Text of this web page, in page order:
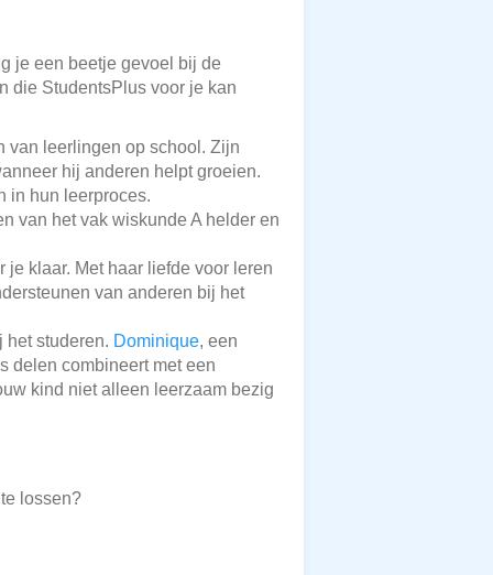
je een beetje gevoel bij de
die StudentsPlus voor je kan
van leerlingen op school. Zijn
hij anderen helpt groeien.
in hun leerproces.
van het vak wiskunde A helder en
je klaar. Met haar liefde voor leren
van anderen bij het
studeren. Dominique, een
delen combineert met een
kind niet alleen leerzaam bezig
lossen?